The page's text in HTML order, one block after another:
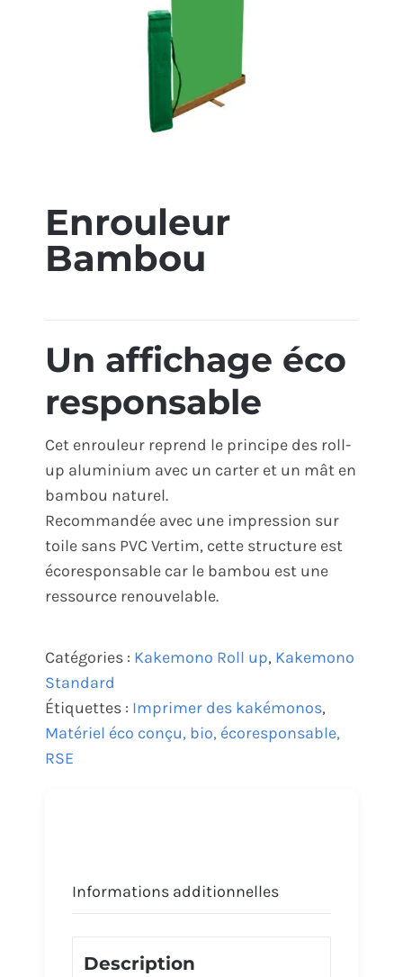
ÉCO-RESPONSABLE
Enrouleur
Bambou
Un affichage éco
responsable
Cet enrouleur reprend le principe des roll-
up aluminium avec un carter et un mât en
bambou naturel.
Recommandée avec une impression sur
toile sans PVC Vertim, cette structure est
écoresponsable car le bambou est une
ressource renouvelable.
Catégories : Kakemono Roll up, Kakemono
Standard
Étiquettes : Imprimer des kakémonos,
Matériel éco conçu, bio, écoresponsable,
RSE
Informations additionnelles
Description